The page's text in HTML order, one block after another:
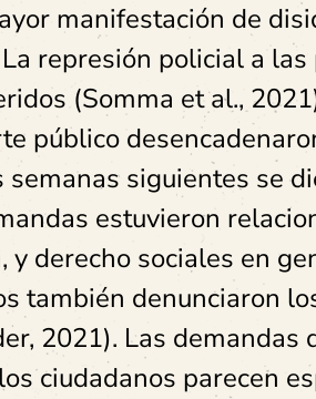
manifestación de
represión policial a
(Somma et al.,
público
semanas siguientes se
estuvieron
y derecho sociales en
también denunciaron
2021). Las
ciudadanos parecen